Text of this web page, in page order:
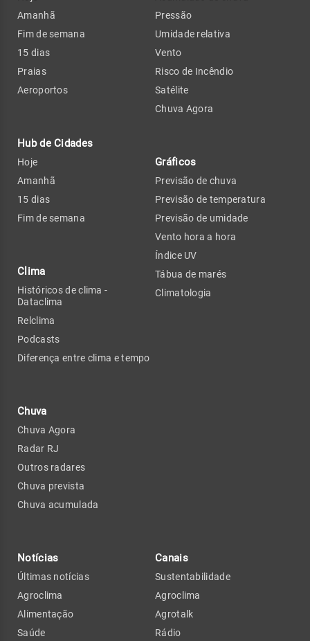
Amanhã
Fim de semana
15 dias
Praias
Aeroportos
Hub de Cidades
Hoje
Amanhã
15 dias
Fim de semana
Clima
Históricos de clima -
Dataclima
Relclima
Podcasts
Diferença entre clima e tempo
Chuva
Chuva Agora
Radar RJ
Outros radares
Chuva prevista
Chuva acumulada
Pressão
Umidade relativa
Vento
Risco de Incêndio
Satélite
Chuva Agora
Gráficos
Previsão de chuva
Previsão de temperatura
Previsão de umidade
Vento hora a hora
Índice UV
Tábua de marés
Climatologia
Notícias
Últimas notícias
Agroclima
Alimentação
Saúde
Canais
Sustentabilidade
Agroclima
Agrotalk
Rádio